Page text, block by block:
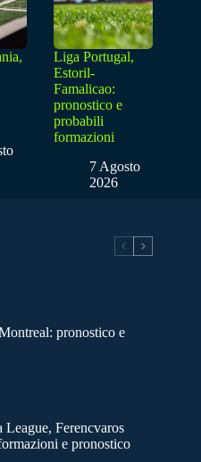
Liga Portugal,
Estoril-
Famalicao:
pronostico e
probabili
formazioni
7 Agosto
2026
pronostico e
Ferencvaros
e pronostico